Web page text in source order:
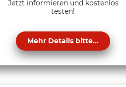
Jetzt informieren und kostenlos
testen!
Mehr Details bitte...